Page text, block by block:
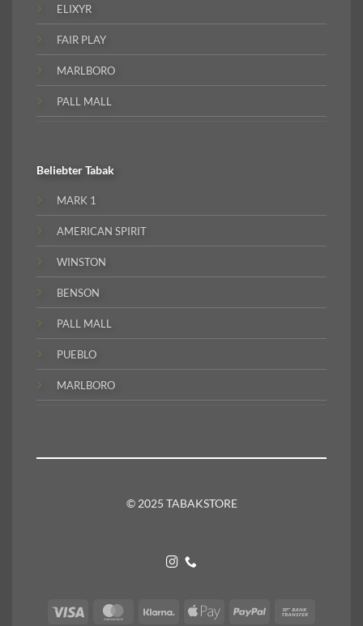
ELIXYR
FAIR PLAY
MARLBORO
PALL MALL
BeliebterTabak
MARK 1
AMERICAN SPIRIT
WINSTON
BENSON
PALL MALL
PUEBLO
MARLBORO
© 2025 TABAKSTORE
Visa MasterCardKlarna
Apple
PayPal